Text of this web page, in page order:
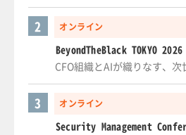
オンライン
2
BeyondTheBlack TOKYO 2026
CFO組織とAIが織りなす、
オンライン
3
Security Management